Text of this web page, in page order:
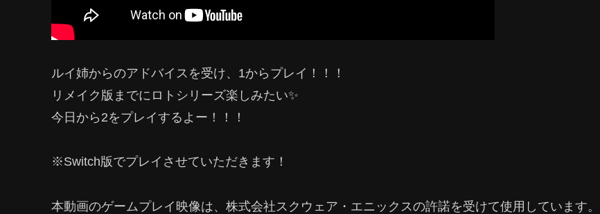
ルイ姉からのアドバイスを受け、1からプレイ！！！
リメイク版までにロトシリーズ楽しみたい✨
今日から2をプレイするよー！！！
※Switch版でプレイさせていただきます！
本動画のゲームプレイ映像は、株式会社スクウェア・エニックスの許諾を受けて使用しています。